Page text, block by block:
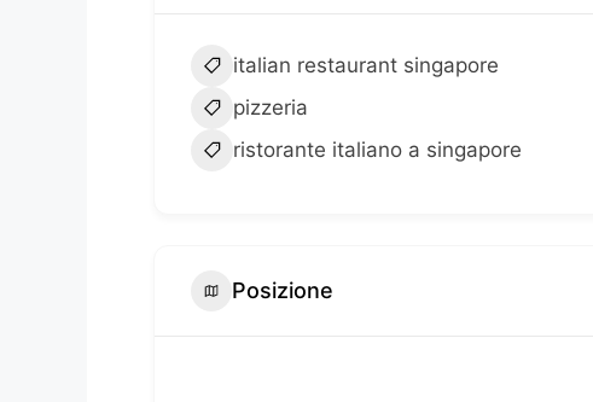
italian restaurant singapore
pizzeria
ristorante italiano a singapore
Posizione